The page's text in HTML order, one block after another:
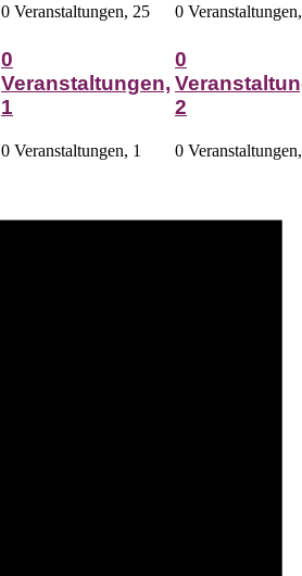
0 Veranstaltungen, 25 0
0
Veranstaltungen,
1
0 Veranstaltungen, 1
0
2
0